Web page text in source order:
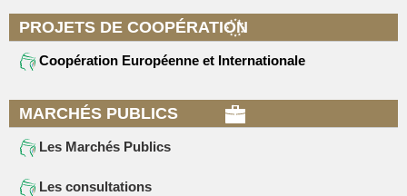
PROJETS DE COOPÉRATION
Coopération Européenne et Internationale
MARCHÉS PUBLICS
Les Marchés Publics
Les consultations